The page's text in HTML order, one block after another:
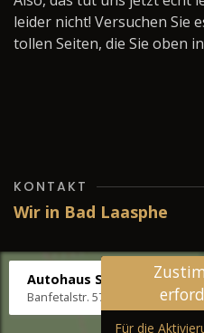
leider nicht! Versuchen Sie
tollen Seiten, die Sie oben
KONTAKT
Wir in Bad Laasphe
Autohaus Stenger
Banfetalstr. 57, 57334 Bad
Für die